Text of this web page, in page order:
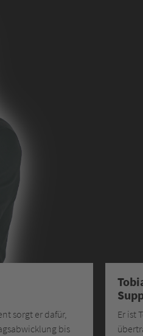
sorgt er dafür,
bis
Er ist